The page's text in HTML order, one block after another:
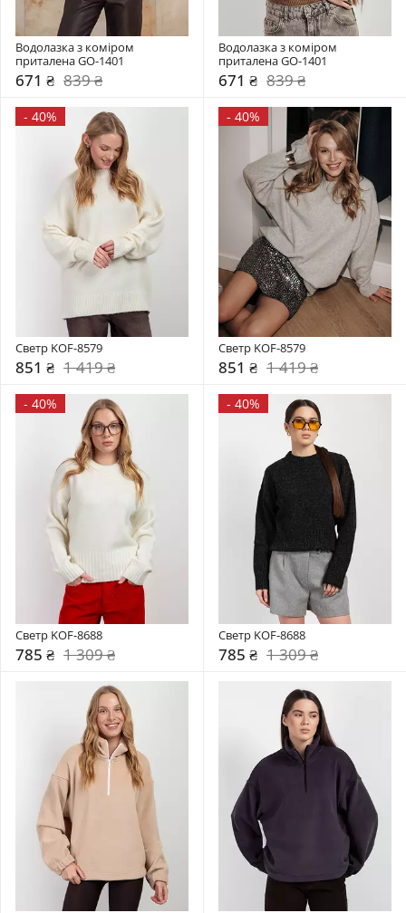
Водолазка з коміром
приталена GO-1401
671 ₴ 839 ₴
Водолазка з коміром
приталена GO-1401
671 ₴ 839 ₴
- 40%
Светр KOF-8579
851 ₴ 1 419 ₴
- 40%
Светр KOF-8579
851 ₴ 1 419 ₴
- 40%
Светр KOF-8688
785 ₴ 1 309 ₴
- 40%
Светр KOF-8688
785 ₴ 1 309 ₴